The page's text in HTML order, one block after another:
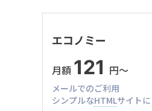
エコノミー
月額 121 円〜
メールでのご利用
シンプルなHTMLサイトに